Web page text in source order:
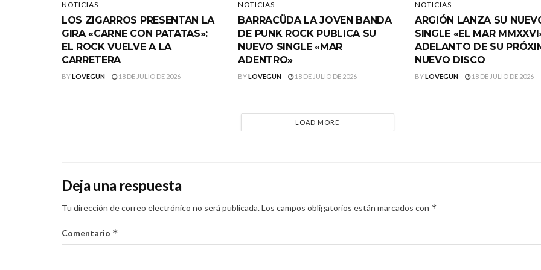
NOTICIAS
LOS ZIGARROS PRESENTAN LA
GIRA «CARNE CON PATATAS»:
EL ROCK VUELVE A LA
CARRETERA
BYLOVEGUN 18 DE JULIO DE 2026
NOTICIAS
BARRACÜDA LA JOVEN BANDA
DE PUNK ROCK PUBLICA SU
NUEVO SINGLE «MAR
ADENTRO»
BYLOVEGUN 18 DE JULIO DE 2026
NOTICIAS
ARGIÓN LANZA SU
SINGLE «EL MAR
ADELANTO DE SU
NUEVO DISCO
BYLOVEGUN 18 DE JULIO DE 2026
LOAD MORE
Deja una respuesta
Tu dirección de correo electrónico no será publicada.Los campos obligatorios están marcados con *
Comentario *